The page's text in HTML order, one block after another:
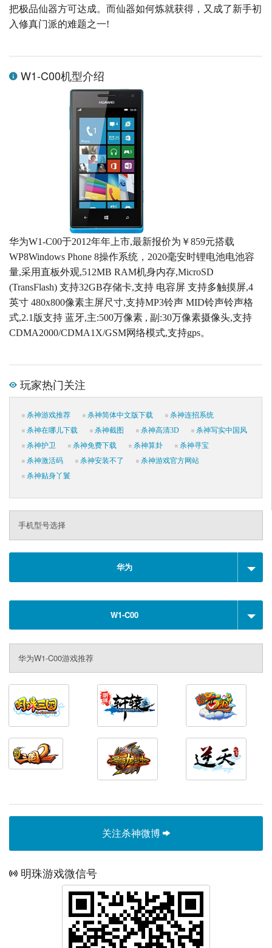
把极品仙器方可达成。而仙器如何炼就获得，又成了新手初
入修真门派的难题之一!
W1-C00机型介绍
华为W1-C00于2012年年上市,最新报价为￥859元搭载
WP8Windows Phone 8操作系统，2020毫安时锂电池电池容
量,采用直板外观,512MB RAM机身内存,MicroSD
(TransFlash) 支持32GB存储卡,支持 电容屏 支持多触摸屏,4
英寸 480x800像素主屏尺寸,支持MP3铃声 MID铃声铃声格
式,2.1版支持 蓝牙,主:500万像素 , 副:30万像素摄像头,支持
CDMA2000/CDMA1X/GSM网络模式,支持gps。
玩家热门关注
杀神游戏推荐 杀神简体中文版下载
杀神连招系统
杀神在哪儿下载
杀神截图 杀神高清3D
杀神写实中国风
杀神护卫
杀神免费下载 杀神算卦
杀神寻宝
杀神激活码
杀神安装不了
杀神游戏官方网站
杀神贴身丫鬟
手机型号选择
华为
W1-C00
华为W1-C00游戏推荐
关注杀神微博
明珠游戏微信号